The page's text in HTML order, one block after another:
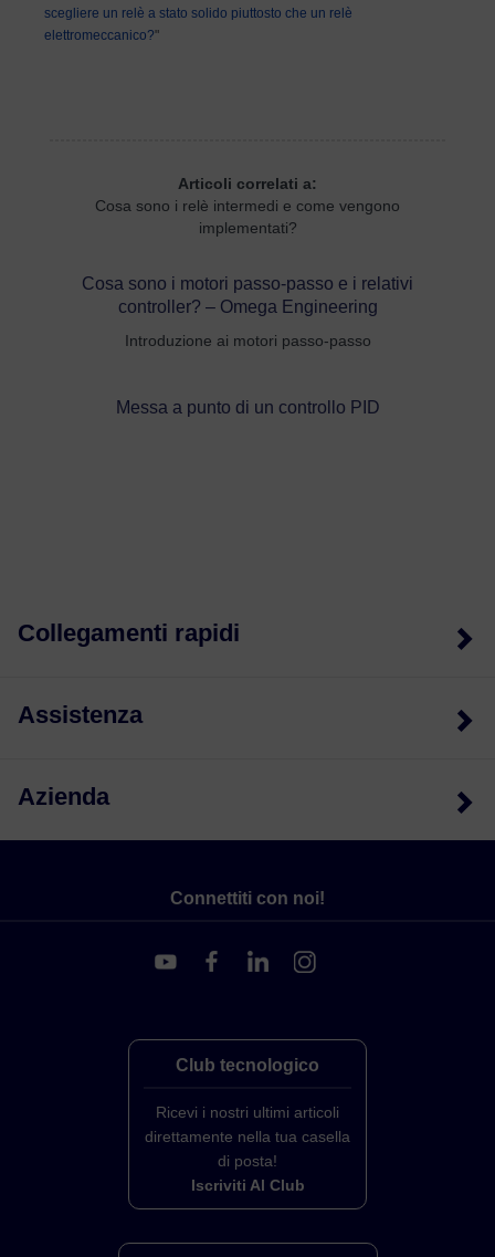
scegliere un relè a stato solido piuttosto che un relè
elettromeccanico?"
Articoli correlati a:
Cosa sono i relè intermedi e come vengono
implementati?
Cosa sono i motori passo-passo e i relativi
controller? – Omega Engineering
Introduzione ai motori passo-passo
Messa a punto di un controllo PID
Collegamenti rapidi
Assistenza
Azienda
Connettiti con noi!
Club tecnologico
Ricevi i nostri ultimi articoli
direttamente nella tua casella
di posta!
Iscriviti Al Club